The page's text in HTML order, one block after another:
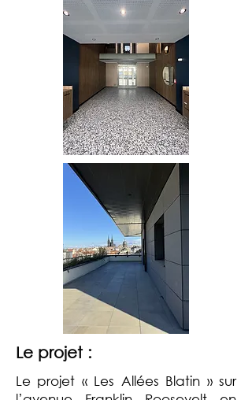
Le projet :
Le projet « Les Allées Blatin » sur